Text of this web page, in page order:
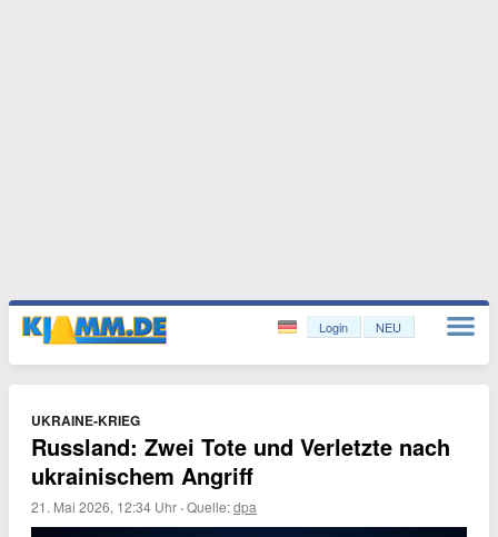
Login NEU
UKRAINE-KRIEG
Russland: Zwei Tote und Verletzte nach
ukrainischem Angriff
21. Mai 2026, 12:34 Uhr ·Quelle:dpa